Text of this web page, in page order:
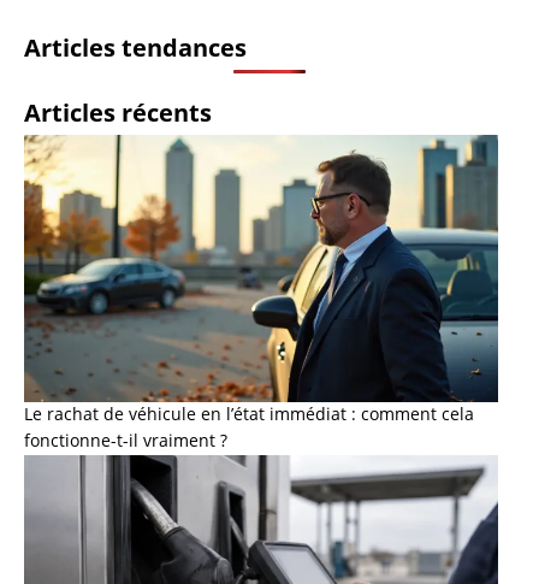
Articles tendances
Articles récents
Le rachat de véhicule en l’état immédiat : comment cela
fonctionne-t-il vraiment ?